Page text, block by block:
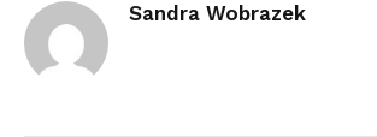
Sandra Wobrazek